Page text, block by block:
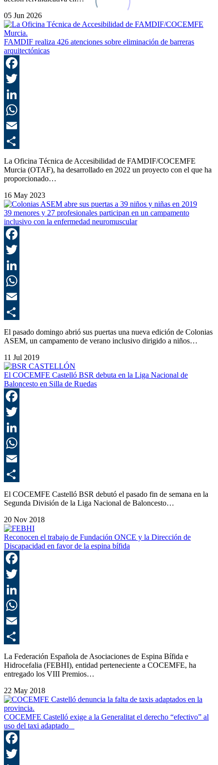
05 Jun 2026
FAMDIF realiza 426 atenciones sobre eliminación de barreras
arquitectónicas
La Oficina Técnica de Accesibilidad de FAMDIF/COCEMFE
Murcia (OTAF), ha desarrollado en 2022 un proyecto con el que ha
proporcionado…
16 May 2023
39 menores y 27 profesionales participan en un campamento
inclusivo con la enfermedad neuromuscular
El pasado domingo abrió sus puertas una nueva edición de Colonias
ASEM, un campamento de verano inclusivo dirigido a niños…
11 Jul 2019
El COCEMFE Castelló BSR debuta en la Liga Nacional de
Baloncesto en Silla de Ruedas
El COCEMFE Castelló BSR debutó el pasado fin de semana en la
Segunda División de la Liga Nacional de Baloncesto…
20 Nov 2018
Reconocen el trabajo de Fundación ONCE y la Dirección de
Discapacidad en favor de la espina bífida
La Federación Española de Asociaciones de Espina Bífida e
Hidrocefalia (FEBHI), entidad perteneciente a COCEMFE, ha
entregado los VIII Premios…
22 May 2018
COCEMFE Castelló exige a la Generalitat el derecho “efectivo” al
uso del taxi adaptado